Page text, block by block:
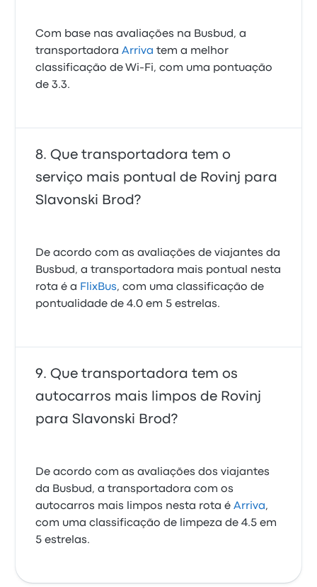
Com base nas avaliações na Busbud, a
transportadoraArriva tem a melhor
classificação de Wi‑Fi, com uma pontuação
de 3.3.
Que transportadora tem o
serviço mais pontual de Rovinj para
Slavonski Brod?
De acordo com as avaliações de viajantes da
Busbud, a transportadora mais pontual nesta
rota é a FlixBus, com uma classificação de
pontualidade de 4.0 em 5 estrelas.
Que transportadora tem os
autocarros mais limpos de Rovinj
para Slavonski Brod?
De acordo com as avaliações dos viajantes
da Busbud, a transportadora com os
autocarros mais limpos nesta rota éArriva,
com uma classificação de limpeza de 4.5 em
5 estrelas.